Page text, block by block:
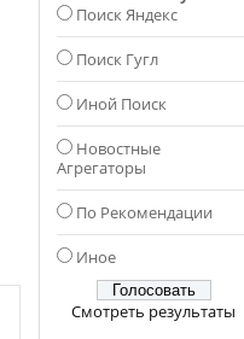
Поиск Яндекс
Поиск Гугл
Иной Поиск
Новостные
Агрегаторы
По Рекомендации
Иное
Смотреть результаты